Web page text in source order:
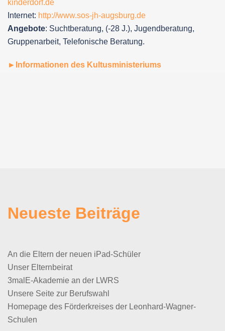
kinderdorf.de
Internet: http://www.sos-jh-augsburg.de
Angebote: Suchtberatung, (-28 J.), Jugendberatung,
Gruppenarbeit, Telefonische Beratung.
►Informationen des Kultusministeriums
Neueste Beiträge
An die Eltern der neuen iPad-Schüler
Unser Elternbeirat
3malE-Akademie an der LWRS
Unsere Seite zur Berufswahl
Homepage des Förderkreises der Leonhard-Wagner-
Schulen